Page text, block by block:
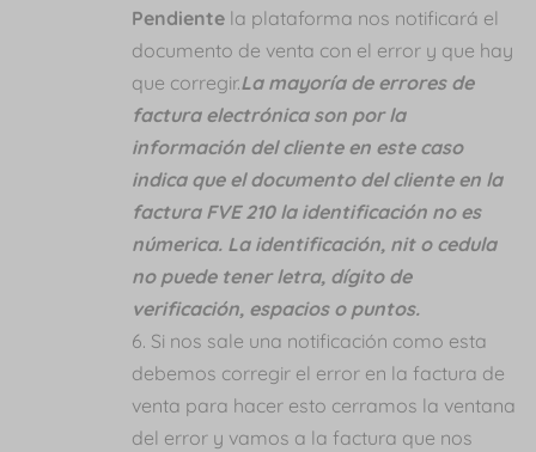
Pendiente la plataforma nos notificará el
documento de venta con el error y que hay
que corregir.La mayoría de errores de
factura electrónica son por la
información del cliente en este caso
indica que el documento del cliente en la
factura FVE 210 la identificación no es
númerica. La identificación, nit o cedula
no puede tener letra, dígito de
verificación, espacios o puntos.
Si nos sale una notificación como esta
debemos corregir el error en la factura de
venta para hacer esto cerramos la ventana
del error y vamos a la factura que nos